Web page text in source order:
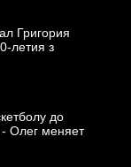
Григория
летия з
до
- Олег меняет